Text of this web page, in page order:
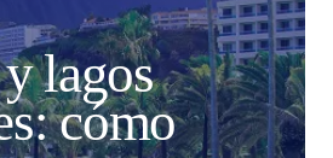
lagos
cómo